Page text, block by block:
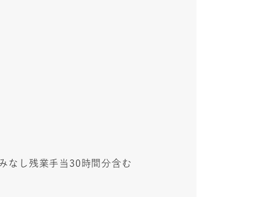
なし残業手当30時間分含む